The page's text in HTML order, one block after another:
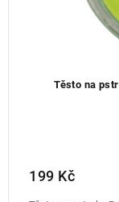
Těsto na
199 Kč